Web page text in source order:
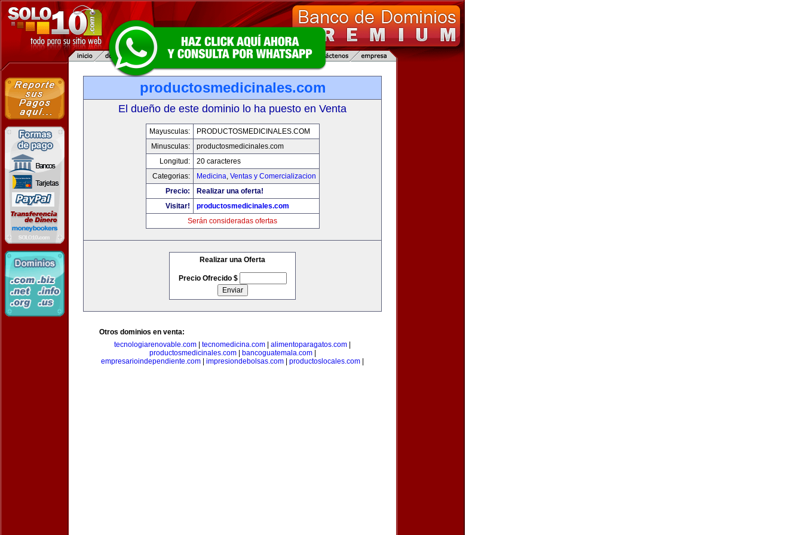
productosmedicinales.com
El dueño de este dominio lo ha puesto en Venta
Mayusculas:
PRODUCTOSMEDICINALES.COM
Minusculas:
productosmedicinales.com
Longitud:
20 caracteres
Categorias:
Medicina, Ventas y Comercializacion
Precio:
Realizar una oferta!
Visitar!
productosmedicinales.com
Serán consideradas ofertas
Realizar una Oferta
Precio Ofrecido $
Otros dominios en venta:
tecnologiarenovable.com
tecnomedicina.com alimentoparagatos.com
productosmedicinales.com| bancoguatemala.com|
empresarioindependiente.com
impresiondebolsas.com productoslocales.com